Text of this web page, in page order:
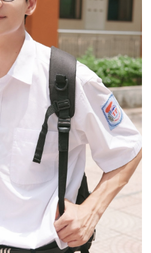
Quân sự - Quốc phòng
Vũ khí
Việt Nam
Phân tích